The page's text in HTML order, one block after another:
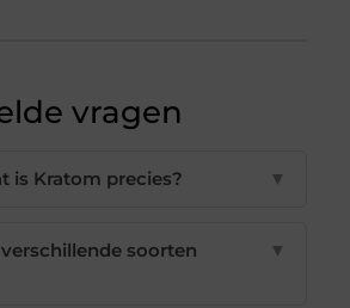
vragen
is Kratom precies? ▼
soorten
▼